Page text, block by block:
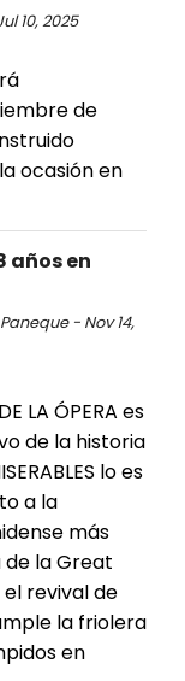
10, 2025
de
ocasión en
años en
- Nov 14,
LA ÓPERA es
de la historia
lo es
a la
más
de la Great
revival de
la friolera
en